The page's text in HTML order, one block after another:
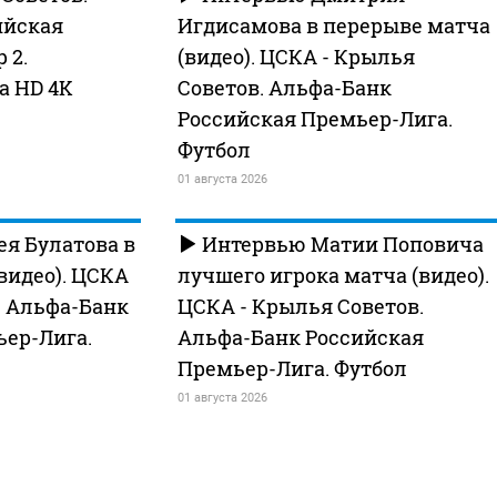
2.
HD 4K
Игдисамова в перерыве матча
(видео). ЦСКА - Крылья
Советов. Альфа-Банк
Российская Премьер-Лига.
Футбол
01 августа 2026
Булатова в
ЦСКА
Альфа-Банк
Лига.
Интервью Матии Поповича
лучшего игрока матча (видео).
ЦСКА - Крылья Советов.
Альфа-Банк Российская
Премьер-Лига. Футбол
01 августа 2026